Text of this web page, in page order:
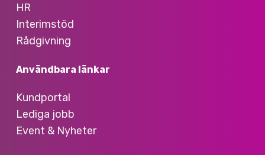
HR
Interimstöd
Rådgivning
Användbara länkar
Kundportal
Lediga jobb
Event & Nyheter